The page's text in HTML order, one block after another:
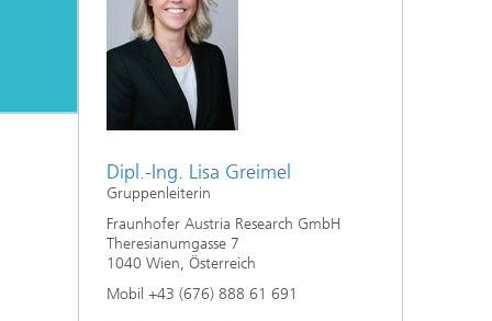
Dipl.-Ing. Lisa Greimel
Gruppenleiterin
Fraunhofer Austria Research GmbH
Theresianumgasse 7
1040 Wien, Österreich
Mobil +43 (676) 888 61 691